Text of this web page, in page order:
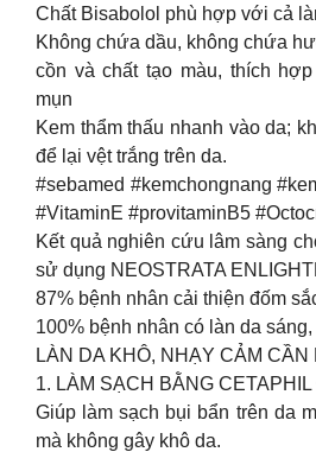
Chất Bisabolol phù hợp với cả
Không chứa dầu, không chứa
cồn và chất tạo màu, thích
mụn
Kem thẩm thấu nhanh vào da;
để lại vệt trắng trên da.
#sebamed #kemchongnang
#VitaminE #provitaminB5
Kết quả nghiên cứu lâm sàng
sử dụng NEOSTRATA
87% bệnh nhân cải thiện đốm
100% bệnh nhân có làn da
LÀN DA KHÔ, NHẠY CẢM
1. LÀM SẠCH BẰNG
Giúp làm sạch bụi bẩn trên da
mà không gây khô da.